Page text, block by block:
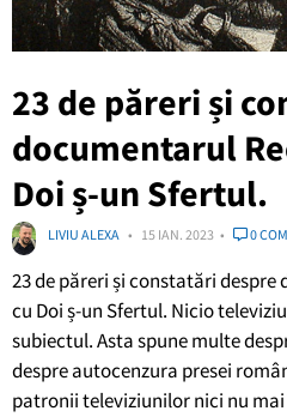
23 de păreri și
documentarul
Doi ș-un Sfertul.
LIVIU ALEXA 15 IAN. 2023 0
23 de păreri și constatări
cu Doi ș-un Sfertul. Nicio
subiectul. Asta spune multe
despre autocenzura presei
patronii televiziunilor nici nu